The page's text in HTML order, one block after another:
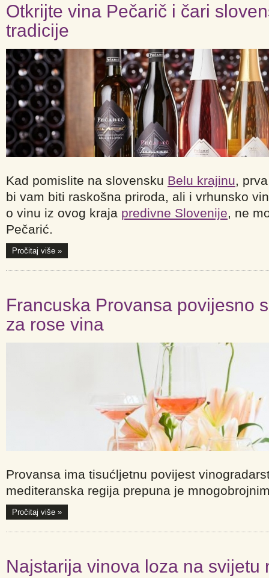
Otkrijte vina Pečarič i čari
tradicije
Kad pomislite na slovensku Belu krajinu,
bi vam biti raskošna priroda, ali i vrhunsko
o vinu iz ovog kraja predivne Slovenije, ne
Pečarić.
Pročitaj više »
Francuska Provansa povijesno
za rose vina
Provansa ima tisućljetnu povijest
mediteranska regija prepuna je
Pročitaj više »
Najstarija vinova loza na svijetu